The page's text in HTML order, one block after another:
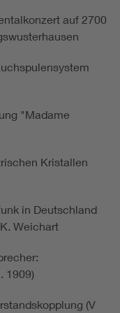
auf 2700
"Madame
Kristallen
in Deutschland
Weichart
1909)
(V